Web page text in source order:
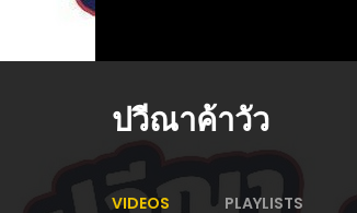
ปวีณาค้าวัว
VIDEOS PLAYLISTS